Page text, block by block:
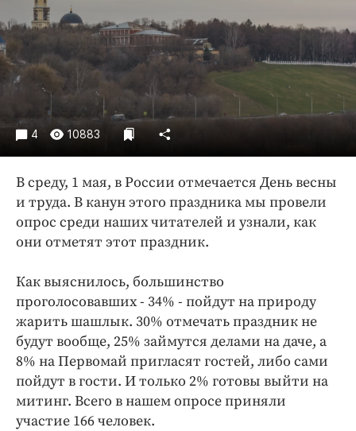
Общество
Погода
Праздники
Происшествия
Спорт
Экономика и бизнес
Блоги
Издания
Медиаперсона
Клиника года
Работодатель года
4 10883
В среду, 1 мая, в России отмечается День весны
и труда. В канун этого праздника мы провели
опрос среди наших читателей и узнали, как
они отметят этот праздник.
Как выяснилось, большинство
проголосовавших - 34% - пойдут на природу
жарить шашлык. 30% отмечать праздник не
будут вообще, 25% займутся делами на даче, а
8% на Первомай пригласят гостей, либо сами
пойдут в гости. И только 2% готовы выйти на
митинг. Всего в нашем опросе приняли
участие 166 человек.